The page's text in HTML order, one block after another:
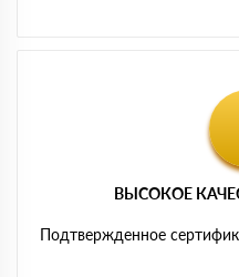
ВЫСОКОЕ
Подтвержденное